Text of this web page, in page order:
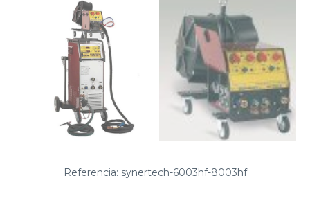
Referencia: synertech-6003hf-8003hf